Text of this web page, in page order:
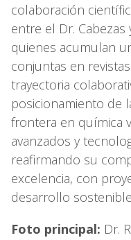
colaboración
entre el Dr.
quienes acumulan
conjuntas en
trayectoria
posicionamiento de
frontera en química
avanzados y
reafirmando su
excelencia, con
desarrollo
Foto principal: Dr.